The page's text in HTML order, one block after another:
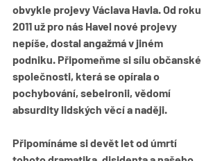
obvykle projevy Václava Havla. Od roku
2011 už pro nás Havel nové projevy
nepíše, dostal angažmá v jiném
podniku. Připomeňme si sílu občanské
společnosti, která se opírala o
pochybování, sebeironii, vědomí
absurdity lidských věcí a naději.
Připomínáme si devět let od úmrtí